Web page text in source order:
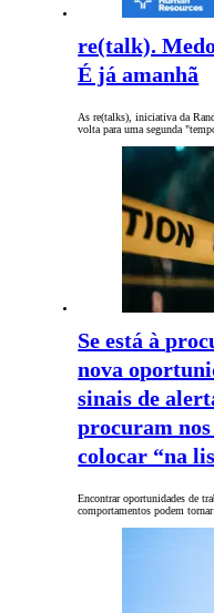
re(talk).
É já amanhã
As re(talks), iniciativa da
volta para uma segunda
Se está à
nova
sinais de
procuram nos
colocar “na
Encontrar oportunidades de
comportamentos podem